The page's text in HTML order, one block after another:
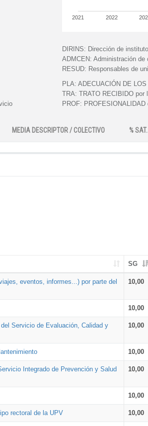
2021 2022
DIRINS: Dirección de
ADMCEN: Administración de
RESUD: Responsables de
PLA: ADECUACIÓN DE
TRA: TRATO RECIBIDO por
PROF:
MEDIA DESCRIPTOR / COLECTIVO %
SG
eventos, informes...) por parte del
10,00
10,00
Servicio de Evaluación, Calidad y
10,00
10,00
Integrado de Prevención y Salud
10,00
10,00
rectoral de la UPV 10,00